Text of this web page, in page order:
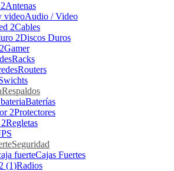
Antenas
Audio / Video
Cables
Discos Duros
Gamer
Racks
Routers
Respaldos
Baterías
Protectores
Regletas
Seguridad
Cajas Fuertes
Radios